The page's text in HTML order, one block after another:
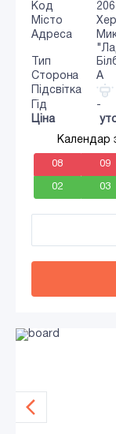
Код
Місто
Адреса
Тип
Сторона
A
Підсвітка
Гід
-
Ціна
Календар
08 09
02 03